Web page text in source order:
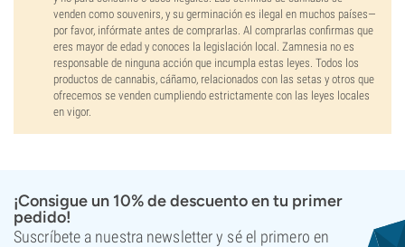
venden como souvenirs, y su germinación es ilegal en muchos países—
por favor, infórmate antes de comprarlas. Al comprarlas confirmas que
eres mayor de edad y conoces la legislación local. Zamnesia no es
responsable de ninguna acción que incumpla estas leyes. Todos los
productos de cannabis, cáñamo, relacionados con las setas y otros que
ofrecemos se venden cumpliendo estrictamente con las leyes locales
en vigor.
¡Consigue un 10% de descuento en tu primer
pedido!
Suscríbete a nuestra newsletter y sé el primero en